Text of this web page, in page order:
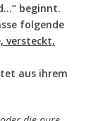
beginnt.
folgende
versteckt,
aus ihrem